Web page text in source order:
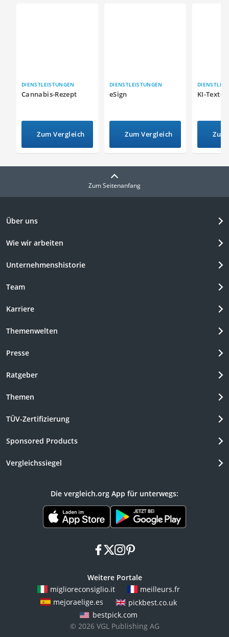
DIENSTLEISTUNGEN
Cannabis-Rezept
Zum Vergleich
DIENSTLEISTUNGEN
eSign
Zum Vergleich
KI-Text-
Zum Seitenanfang
Über uns
Wie wir arbeiten
Unternehmenshistorie
Team
Karriere
Themenwelten
Presse
Ratgeber
Themen
TÜV-Zertifizierung
Sponsored Products
Vergleichssiegel
Die vergleich.org App für unterwegs:
facebook
x instagram
pinterest
Weitere Portale
miglioreconsiglio.it
meilleurs.fr
mejoraelige.es
pickbest.co.uk
bestpick.com
© 2026 VGL Publishing AG